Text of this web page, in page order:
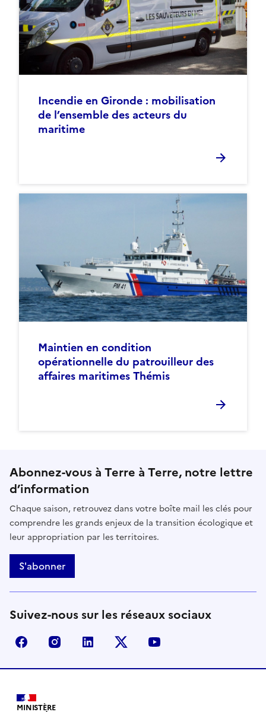
Incendie en Gironde : mobilisation
de l’ensemble des acteurs du
maritime
Maintien en condition
opérationnelle du patrouilleur des
affaires maritimes Thémis
Abonnez-vous à Terre à Terre, notre lettre
d’information
Chaque saison, retrouvez dans votre boîte mail les clés pour
comprendre les grands enjeux de la transition écologique et
leur appropriation par les territoires.
S'abonner
Suivez-nous sur les réseaux sociaux
facebook - Ministère de la Transition écologique,
instagram - Ministère de la Transition
linkedin - Ministère de la
x (anciennement twitter) -
MINISTÈRE